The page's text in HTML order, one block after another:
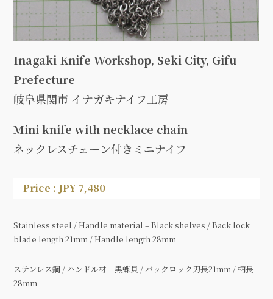
Inagaki Knife Workshop, Seki City, Gifu
Prefecture
岐阜県関市 イナガキナイフ工房
Mini knife with necklace chain
ネックレスチェーン付きミニナイフ
Price : JPY 7,480
Stainless steel / Handle material – Black shelves / Back lock
blade length 21mm / Handle length 28mm
ステンレス鋼 / ハンドル材 – 黒蝶貝 / バックロック刃長21mm / 柄長
28mm